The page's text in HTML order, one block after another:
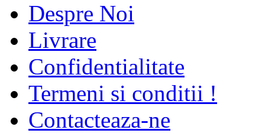
Despre Noi
Livrare
Confidentialitate
Termeni si conditii !
Contacteaza-ne